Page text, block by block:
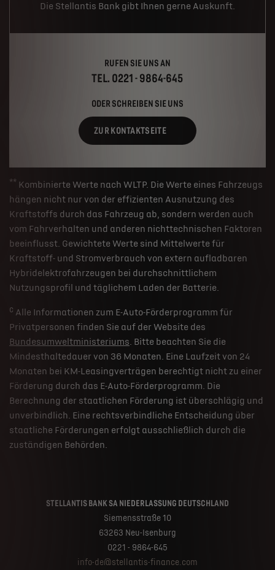
Die Stellantis Bank gibt Ihnen gerne Auskunft.
RUFEN SIE UNS AN
TEL. 0221 - 9864-645
ODER SCHREIBEN SIE UNS
ZUR KONTAKTSEITE
** Kombinierte Werte nach WLTP. Die Werte eines Fahrzeugs
hängen nicht nur von der effizienten Ausnutzung des
Kraftstoffs durch das Fahrzeug ab, sondern werden auch
vom Fahrverhalten und anderen nichttechnischen Faktoren
beeinflusst. Gewichtete Werte sind Mittelwerte für
Kraftstoff- und Stromverbrauch von extern aufladbaren
Hybridelektrofahrzeugen bei durchschnittlichem
Nutzungsprofil und täglichem Laden der Batterie.
c Alle Informationen zum E-Auto-Förderprogramm für
Privatpersonen finden Sie auf der Website des
Bundesumweltministeriums. Bitte beachten Sie die
Mindesthaltedauer von 36 Monaten. Eine Laufzeit von 24
Monaten bei KM-Leasingverträgen berechtigt nicht zu einer
Förderung durch das E-Auto-Förderprogramm. Die
Berechnung der staatlichen Förderung ist überschlägig und
unverbindlich. Eine rechtsverbindliche Entscheidung über
staatliche Förderungen erfolgt ausschließlich durch die
zuständigen Behörden.
STELLANTIS BANK SA NIEDERLASSUNG DEUTSCHLAND
Siemensstraße 10
63263 Neu-Isenburg
0221 - 9864-645
info-de@stellantis-finance.com